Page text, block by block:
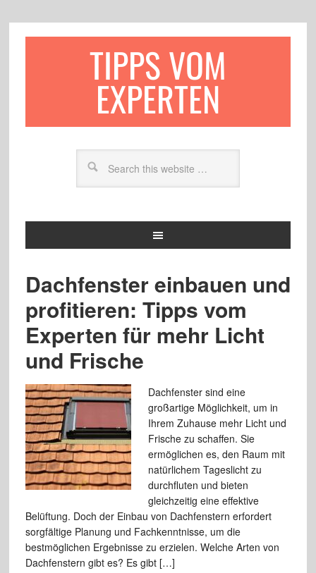
TIPPS VOM
EXPERTEN
Dachfenster einbauen und
profitieren: Tipps vom
Experten für mehr Licht
und Frische
Dachfenster sind eine
großartige Möglichkeit, um in
Ihrem Zuhause mehr Licht und
Frische zu schaffen. Sie
ermöglichen es, den Raum mit
natürlichem Tageslicht zu
durchfluten und bieten
gleichzeitig eine effektive
Belüftung. Doch der Einbau von Dachfenstern erfordert
sorgfältige Planung und Fachkenntnisse, um die
bestmöglichen Ergebnisse zu erzielen. Welche Arten von
Dachfenstern gibt es? Es gibt […]